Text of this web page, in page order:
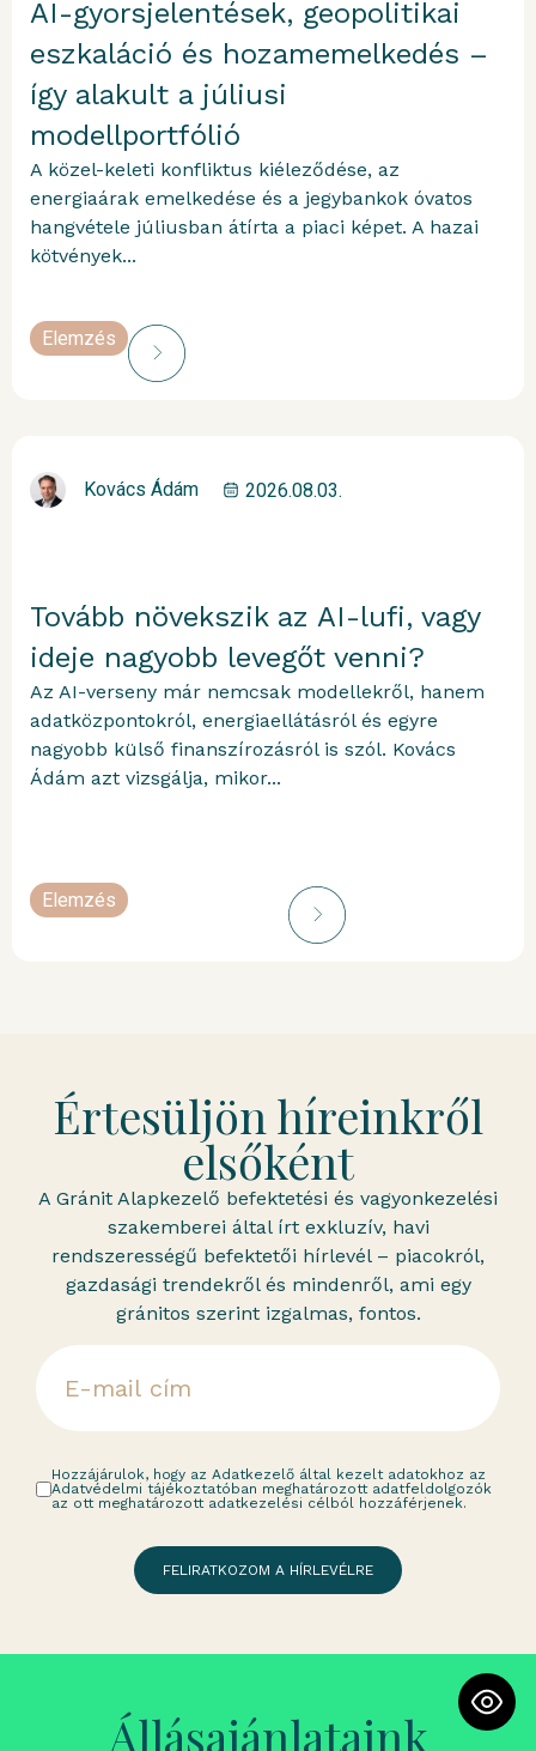
AI-gyorsjelentések, geopolitikai
eszkaláció és hozamemelkedés –
így alakult a júliusi
modellportfólió
A közel-keleti konfliktus kiéleződése, az
energiaárak emelkedése és a jegybankok óvatos
hangvétele júliusban átírta a piaci képet. A hazai
kötvények...
Elemzés
Kovács Ádám 2026.08.03.
Tovább növekszik az AI-lufi, vagy
ideje nagyobb levegőt venni?
Az AI-verseny már nemcsak modellekről, hanem
adatközpontokról, energiaellátásról és egyre
nagyobb külső finanszírozásról is szól. Kovács
Ádám azt vizsgálja, mikor...
Elemzés
Értesüljön híreinkről
elsőként
A Gránit Alapkezelő befektetési és vagyonkezelési
szakemberei által írt exkluzív, havi
rendszerességű befektetői hírlevél – piacokról,
gazdasági trendekről és mindenről, ami egy
gránitos szerint izgalmas, fontos.
Hozzájárulok, hogy az Adatkezelő által kezelt adatokhoz az
Adatvédelmi tájékoztatóban meghatározott adatfeldolgozók
az ott meghatározott adatkezelési célból hozzáférjenek.
FELIRATKOZOM A HÍRLEVÉLRE
Állásajánlataink